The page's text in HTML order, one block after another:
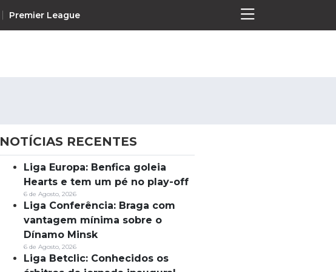
Premier League
Termos e Condições
Política de Privacidade
NOTÍCIAS RECENTES
Liga Europa: Benfica goleia
Hearts e tem um pé no play-off
6 de Agosto, 2026
Liga Conferência: Braga com
vantagem mínima sobre o
Dínamo Minsk
6 de Agosto, 2026
Liga Betclic: Conhecidos os